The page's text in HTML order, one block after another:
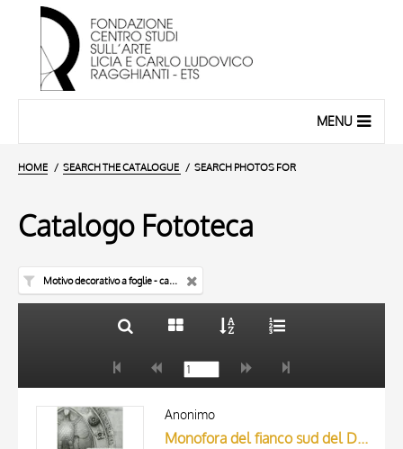
MENU
HOME SEARCH THE CATALOGUE SEARCH PHOTOS FOR
Catalogo Fototeca
Motivo decorativo a foglie - capitello
AUTHOR
MATERIAL AND TECHNIQUE
20 RESULTS
Anonimo
Monofora del fianco sud del Duomo di Carrara, particolare